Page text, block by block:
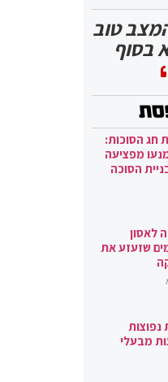
טוב
בסוף
חג הסוכות:
מפציעה
הסוכה
לאסון
שזעזע את
נפוצות
מבעלי